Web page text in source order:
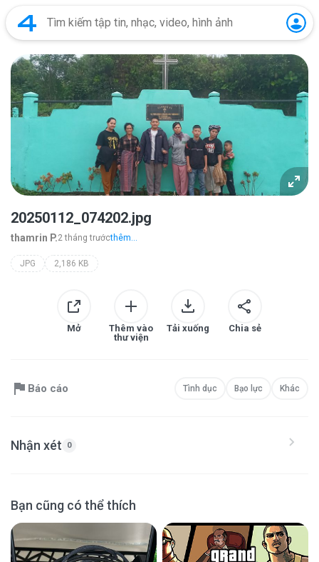
20250112_074202.jpg
thamrin P.2 tháng trướcthêm...
JPG 2,186 KB
Mở
Thêm vào
thư viện
Tải xuống Chia sẻ
Báo cáo Tình dục Bạo lực Khác
Nhận xét 0
Bạn cũng có thể thích